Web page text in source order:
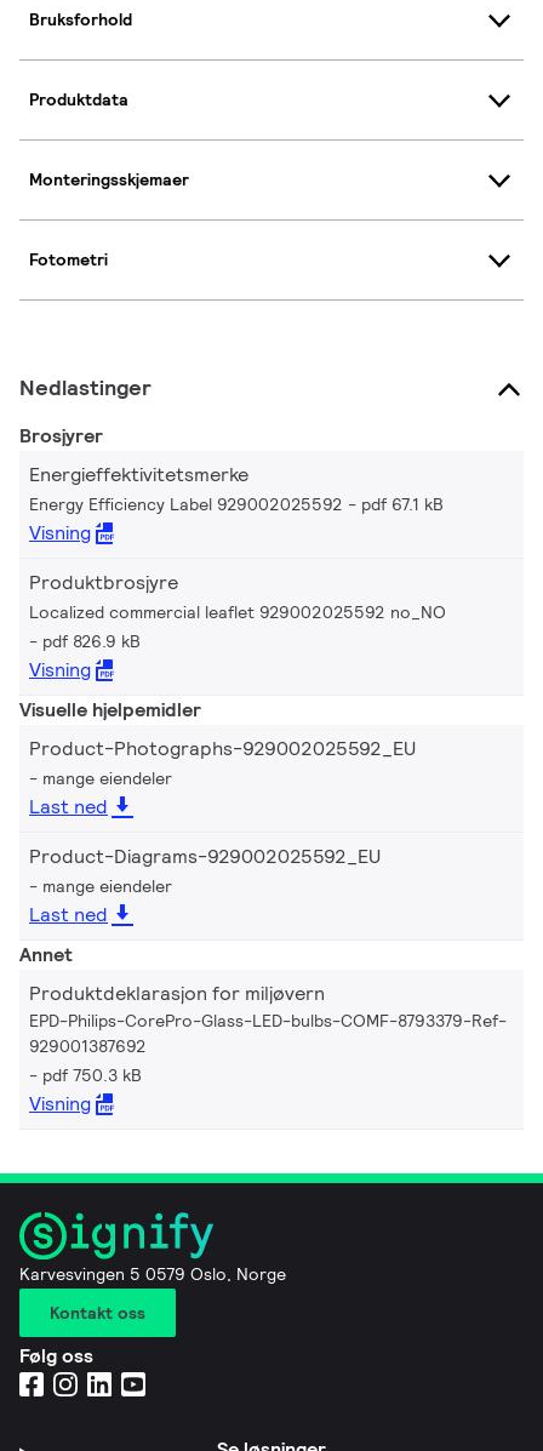
Bruksforhold
Produktdata
Monteringsskjemaer
Fotometri
Nedlastinger
Brosjyrer
Energieffektivitetsmerke
Energy Efficiency Label 929002025592 pdf 67.1 kB
Visning
Produktbrosjyre
Localized commercial leaflet 929002025592 no_NO
pdf 826.9 kB
Visning
Visuelle hjelpemidler
Product-Photographs-929002025592_EU
mange eiendeler
Last ned
Product-Diagrams-929002025592_EU
mange eiendeler
Last ned
Annet
Produktdeklarasjon for miljøvern
EPD-Philips-CorePro-Glass-LED-bulbs-COMF-8793379-Ref-
929001387692
pdf 750.3 kB
Visning
Karvesvingen 5 0579 Oslo, Norge
Kontakt oss
Følg oss